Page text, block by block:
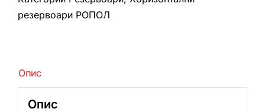
количина
резервоари РОПОЛ
Опис
Опис